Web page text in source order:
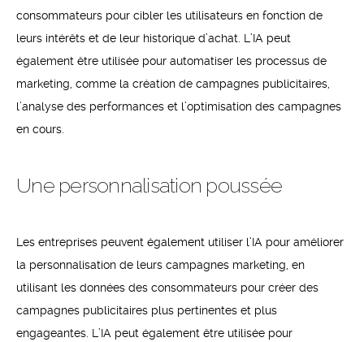
consommateurs pour cibler les utilisateurs en fonction de
leurs intérêts et de leur historique d’achat. L’IA peut
également être utilisée pour automatiser les processus de
marketing, comme la création de campagnes publicitaires,
l’analyse des performances et l’optimisation des campagnes
en cours.
Une personnalisation poussée
Les entreprises peuvent également utiliser l’IA pour améliorer
la personnalisation de leurs campagnes marketing, en
utilisant les données des consommateurs pour créer des
campagnes publicitaires plus pertinentes et plus
engageantes. L’IA peut également être utilisée pour